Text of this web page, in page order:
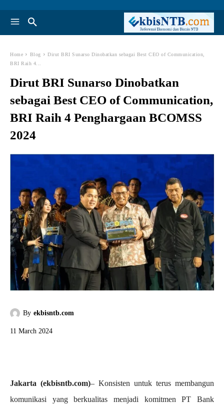
Home Blog
Dirut BRI Sunarso Dinobatkan sebagai Best CEO of Communication,
BRI Raih 4...
Dirut BRI Sunarso Dinobatkan
sebagai Best CEO of Communication,
BRI Raih 4 Penghargaan BCOMSS
2024
By ekbisntb.com
11 March 2024
Jakarta (ekbisntb.com)– Konsisten untuk terus membangun
komunikasi yang berkualitas menjadi komitmen PT Bank